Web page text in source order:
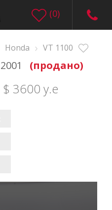
(0)
Honda › VT 1100
2001 (продано)
$ 3600 у.е